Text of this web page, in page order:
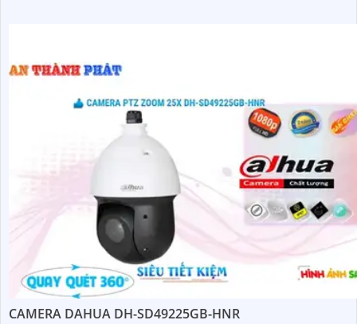
CAMERA DAHUA DH-SD49225GB-HNR